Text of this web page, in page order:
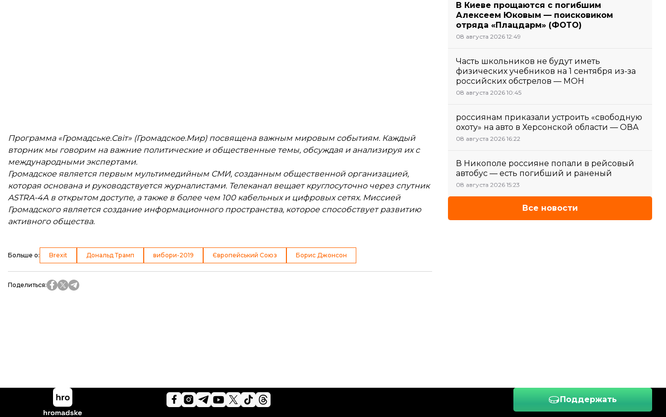
Программа «Громадське.Світ» (Громадское.Мир) посвящена важным мировым событиям. Каждый
вторник мы говорим на важние политические и общественные темы, обсуждая и анализируя их с
международными экспертами.
Громадское является первым мультимедийным СМИ, созданным общественной организацией,
которая основана и руководствуется журналистами. Телеканал вещает круглосуточно через спутник
ASTRA-4А в открытом доступе, а также в более чем 100 кабельных и цифровых сетях. Миссией
Громадского является создание информационного пространства, которое способствует развитию
активного общества.
Больше о: Brexit Дональд Трамп вибори-2019 Європейський Союз Борис Джонсон
Поделиться:
В Киеве прощаются с погибшим
Алексеем Юковым — поисковиком
отряда «Плацдарм» (ФОТО)
08 августа 2026 12:49
Часть школьников не будут иметь
физических учебников на 1 сентября из-за
российских обстрелов — МОН
08 августа 2026 10:45
россиянам приказали устроить «свободную
охоту» на авто в Херсонской области — ОВА
08 августа 2026 16:22
В Никополе россияне попали в рейсовый
автобус — есть погибший и раненый
08 августа 2026 15:23
Все новости
Поддержать